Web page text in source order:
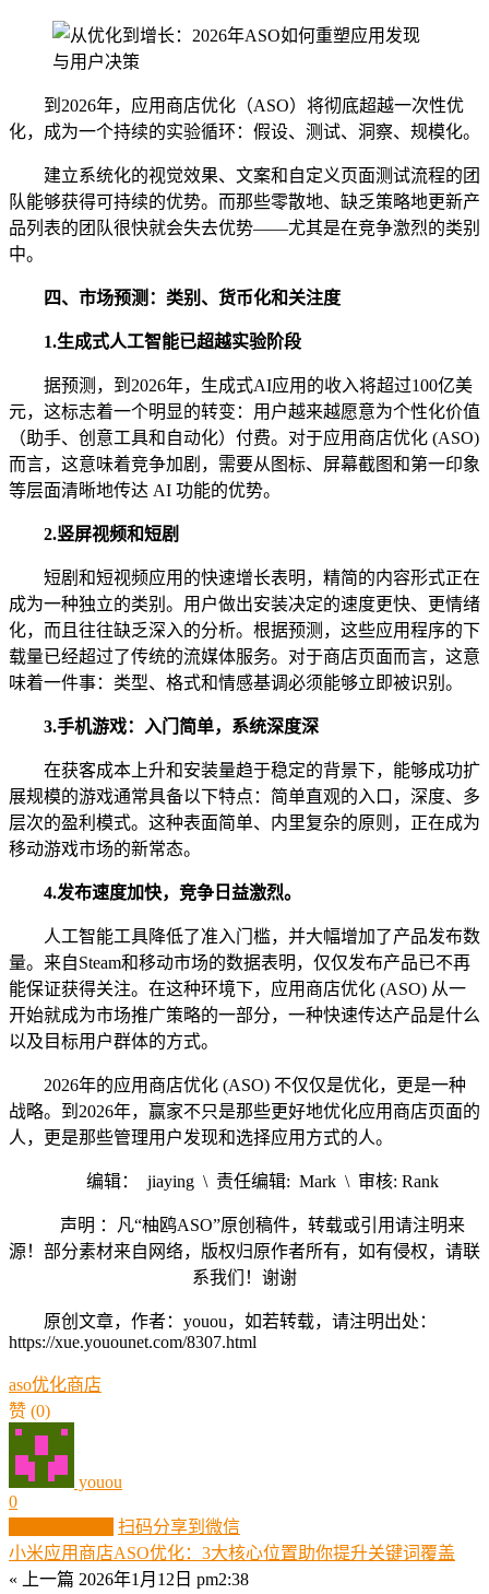
到2026年，应用商店优化（ASO）将彻底超越一次性优
化，成为一个持续的实验循环：假设、测试、洞察、规模化。
建立系统化的视觉效果、文案和自定义页面测试流程的团
队能够获得可持续的优势。而那些零散地、缺乏策略地更新产
品列表的团队很快就会失去优势——尤其是在竞争激烈的类别
中。
四、 市场预测：类别、货币化和关注度
1.生成式人工智能已超越实验阶段
据预测，到2026年，生成式AI应用的收入将超过100亿美
元，这标志着一个明显的转变：用户越来越愿意为个性化价值
（助手、创意工具和自动化）付费。对于应用商店优化 (ASO)
而言，这意味着竞争加剧，需要从图标、屏幕截图和第一印象
等层面清晰地传达 AI 功能的优势。
2.竖屏视频和短剧
短剧和短视频应用的快速增长表明，精简的内容形式正在
成为一种独立的类别。用户做出安装决定的速度更快、更情绪
化，而且往往缺乏深入的分析。根据预测，这些应用程序的下
载量已经超过了传统的流媒体服务。对于商店页面而言，这意
味着一件事：类型、格式和情感基调必须能够立即被识别。
3.手机游戏：入门简单，系统深度深
在获客成本上升和安装量趋于稳定的背景下，能够成功扩
展规模的游戏通常具备以下特点：简单直观的入口，深度、多
层次的盈利模式。这种表面简单、内里复杂的原则，正在成为
移动游戏市场的新常态。
4.发布速度加快，竞争日益激烈。
人工智能工具降低了准入门槛，并大幅增加了产品发布数
量。来自Steam和移动市场的数据表明，仅仅发布产品已不再
能保证获得关注。在这种环境下，应用商店优化 (ASO) 从一
开始就成为市场推广策略的一部分，一种快速传达产品是什么
以及目标用户群体的方式。
2026年的应用商店优化 (ASO) 不仅仅是优化，更是一种
战略。到2026年，赢家不只是那些更好地优化应用商店页面的
人，更是那些管理用户发现和选择应用方式的人。
编辑： jiaying \ 责任编辑: Mark \ 审核: Rank
声明 ：凡“柚鸥ASO”原创稿件，转载或引用请注明来
源！部分素材来自网络，版权归原作者所有，如有侵权，请联
系我们！谢谢
原创文章，作者：youou，如若转载，请注明出处：
https://xue.youounet.com/8307.html
aso优化商店
赞 (0)
youou
0
扫码分享到微信
小米应用商店ASO优化：3大核心位置助你提升关键词覆盖
« 上一篇 2026年1月12日 pm2:38